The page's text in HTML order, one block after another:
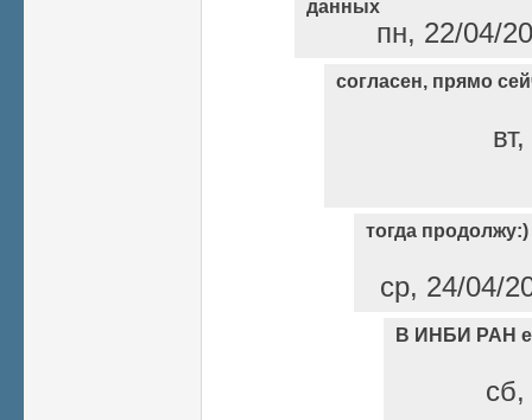
данных
пн, 22/04/
согласен, прямо
тогда
ср, 24/04/
В ИНБИ РАН